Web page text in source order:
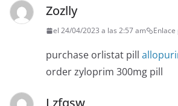
Zozlly
el 24/04/2023 a las 2:57 am
purchase orlistat pill
order zyloprim 300mg pill